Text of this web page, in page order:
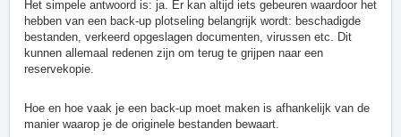
Het simpele antwoord is: ja. Er kan altijd iets gebeuren waardoor het
hebben van een back-up plotseling belangrijk wordt: beschadigde
bestanden, verkeerd opgeslagen documenten, virussen etc. Dit
kunnen allemaal redenen zijn om terug te grijpen naar een
reservekopie.
Hoe en hoe vaak je een back-up moet maken is afhankelijk van de
manier waarop je de originele bestanden bewaart.